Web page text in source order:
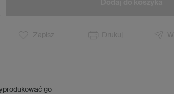
go
Zapisz Drukuj